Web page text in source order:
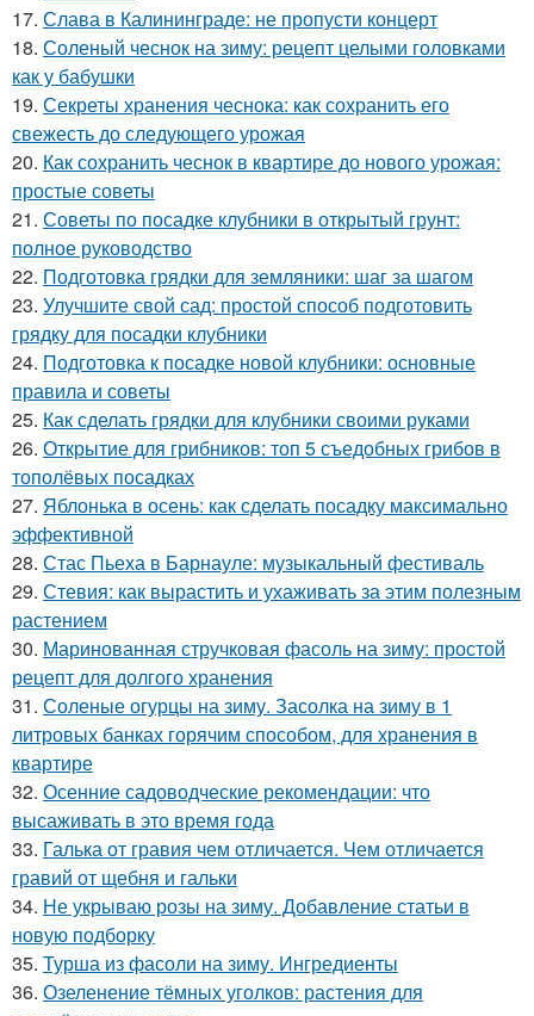
17. Слава в Калининграде: не пропусти концерт
18. Соленый чеснок на зиму: рецепт целыми головками
как у бабушки
19. Секреты хранения чеснока: как сохранить его
свежесть до следующего урожая
20. Как сохранить чеснок в квартире до нового урожая:
простые советы
21. Советы по посадке клубники в открытый грунт:
полное руководство
22. Подготовка грядки для земляники: шаг за шагом
23. Улучшите свой сад: простой способ подготовить
грядку для посадки клубники
24. Подготовка к посадке новой клубники: основные
правила и советы
25. Как сделать грядки для клубники своими руками
26. Открытие для грибников: топ 5 съедобных грибов в
тополёвых посадках
27. Яблонька в осень: как сделать посадку максимально
эффективной
28. Стас Пьеха в Барнауле: музыкальный фестиваль
29. Стевия: как вырастить и ухаживать за этим полезным
растением
30. Маринованная стручковая фасоль на зиму: простой
рецепт для долгого хранения
31. Соленые огурцы на зиму. Засолка на зиму в 1
литровых банках горячим способом, для хранения в
квартире
32. Осенние садоводческие рекомендации: что
высаживать в это время года
33. Галька от гравия чем отличается. Чем отличается
гравий от щебня и гальки
34. Не укрываю розы на зиму. Добавление статьи в
новую подборку
35. Турша из фасоли на зиму. Ингредиенты
36. Озеленение тёмных уголков: растения для